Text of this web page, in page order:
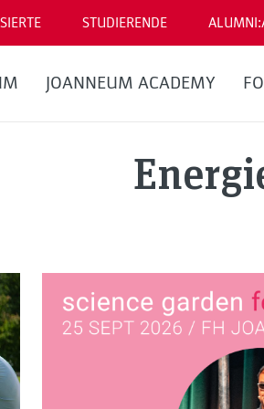
STUDIERENDE
JOANNEUM ACADEMY